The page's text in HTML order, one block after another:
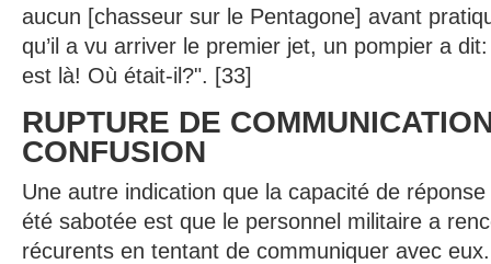
aucun [chasseur sur le Pentagone] avant
qu’il a vu arriver le premier jet, un pompier a
est là! Où était-il?". [33]
RUPTURE DE
CONFUSION
Une autre indication que la capacité de
été sabotée est que le personnel militaire a
récurents en tentant de communiquer avec